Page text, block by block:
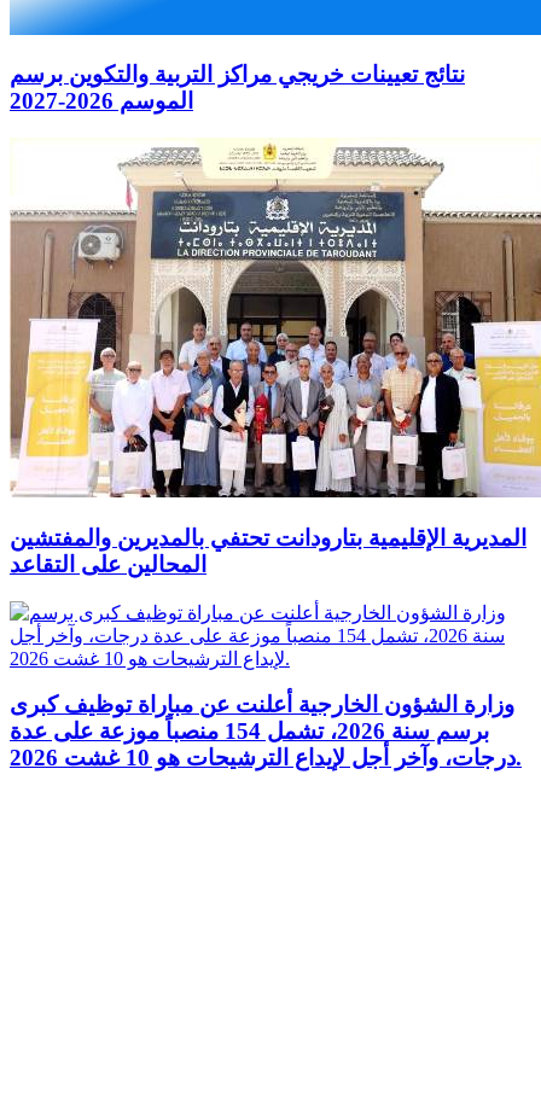
نتائج تعيينات خريجي مراكز التربية والتكوين برسم
الموسم 2026-2027
المديرية الإقليمية بتارودانت تحتفي بالمديرين والمفتشين
المحالين على التقاعد
وزارة الشؤون الخارجية أعلنت عن مباراة توظيف كبرى
برسم سنة 2026، تشمل 154 منصباً موزعة على عدة
درجات، وآخر أجل لإيداع الترشيحات هو 10 غشت 2026.